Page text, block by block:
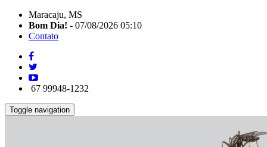
Maracaju, MS
Bom Dia! - 07/08/2026 05:10
Contato
67 99948-1232
Toggle navigation